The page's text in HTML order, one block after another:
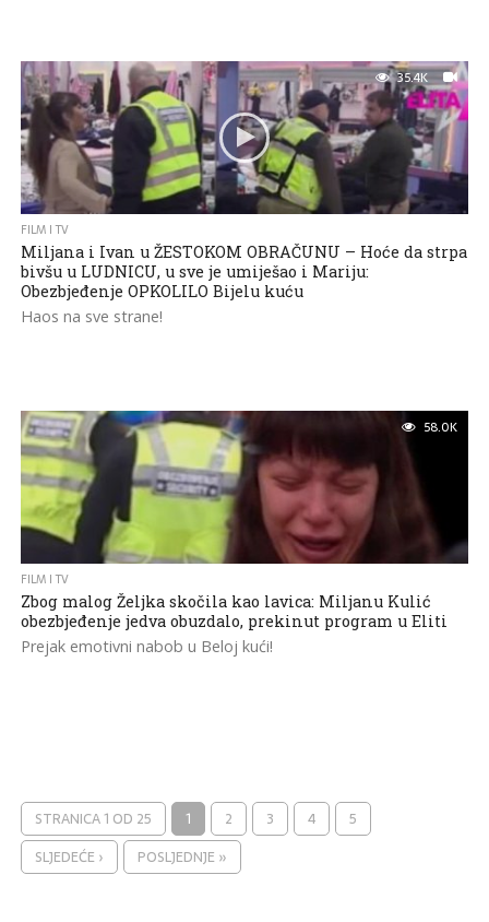
35.4K
FILM I TV
Miljana i Ivan u ŽESTOKOM OBRAČUNU – Hoće da strpa
bivšu u LUDNICU, u sve je umiješao i Mariju:
Obezbjeđenje OPKOLILO Bijelu kuću
Haos na sve strane!
58.0K
FILM I TV
Zbog malog Željka skočila kao lavica: Miljanu Kulić
obezbjeđenje jedva obuzdalo, prekinut program u Eliti
Prejak emotivni nabob u Beloj kući!
STRANICA 1 OD 25 1 2 3 4
5
SLJEDEĆE ›
POSLJEDNJE »